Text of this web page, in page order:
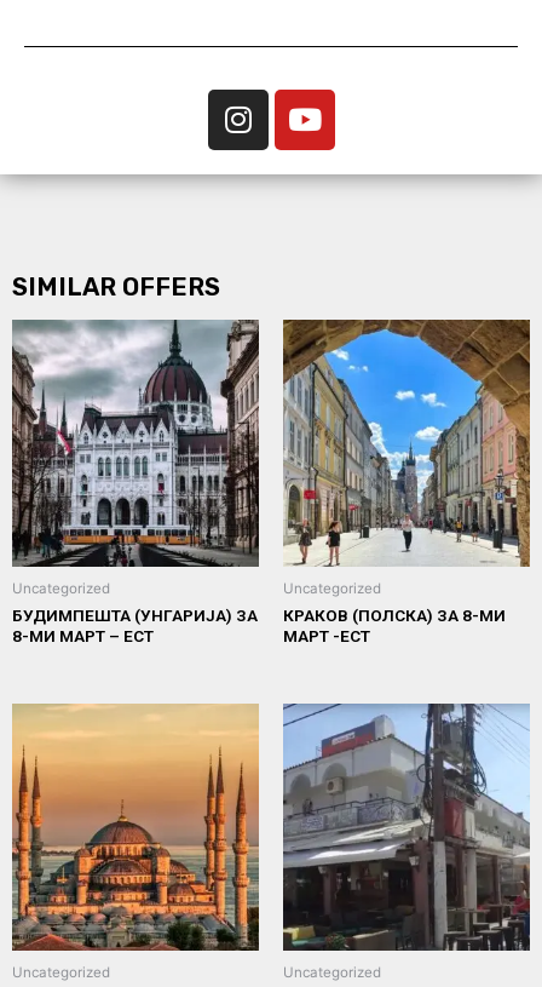
SIMILAR OFFERS
Uncategorized
БУДИМПЕШТА (УНГАРИЈА) ЗА
8-МИ МАРТ – ЕСТ
Uncategorized
КРАКОВ (ПОЛСКА) ЗА 8-МИ
МАРТ -ЕСТ
Uncategorized Uncategorized